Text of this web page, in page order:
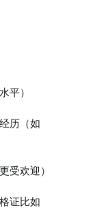
平）
历（如
受欢迎）
证比如